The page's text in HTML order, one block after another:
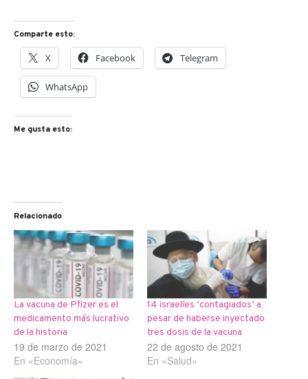
Comparte esto:
X Facebook Telegram
WhatsApp
Me gusta esto:
Relacionado
La vacuna de Pfizer es el
medicamento más lucrativo
de la historia
19 de marzo de 2021
En «Economía»
14 israelíes ‘contagiados’ a
pesar de haberse inyectado
tres dosis de la vacuna
22 de agosto de 2021
En «Salud»